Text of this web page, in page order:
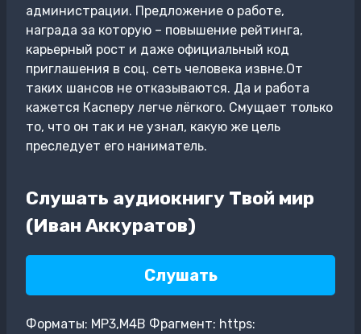
администрации. Предложение о работе,
награда за которую – повышение рейтинга,
карьерный рост и даже официальный код
приглашения в соц. сеть человека извне.От
таких шансов не отказываются. Да и работа
кажется Касперу легче лёгкого. Смущает только
то, что он так и не узнал, какую же цель
преследует его наниматель.
Слушать аудиокнигу Твой мир
(Иван Аккуратов)
Слушать
Форматы: MP3,M4B Фрагмент: https: